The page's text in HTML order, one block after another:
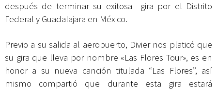
después de terminar su exitosa gira por el Distrito
Federal y Guadalajara en México.
Previo a su salida al aeropuerto, Divier nos platicó que
su gira que lleva por nombre «Las Flores Tour», es en
honor a su nueva canción titulada “Las Flores”, así
mismo compartió que durante esta gira estará